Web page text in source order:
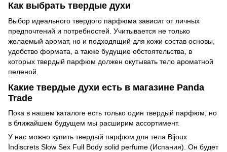
Как выбрать твердые духи
Выбор идеального твердого парфюма зависит от личных
предпочтений и потребностей. Учитывается не только
желаемый аромат, но и подходящий для кожи состав основы,
удобство формата, а также будущие обстоятельства, в
которых твердый парфюм должен окутывать тело ароматной
пеленой.
Какие твердые духи есть в магазине Panda
Trade
Пока в нашем каталоге есть только один твердый парфюм, но
в ближайшем будущем мы расширим ассортимент.
У нас можно купить твердый парфюм для тела Bijoux
Indiscrets Slow Sex Full Body solid perfume (Испания). Он будет